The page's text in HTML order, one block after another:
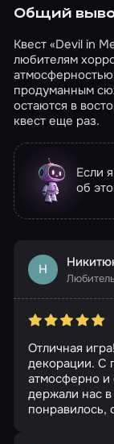
Общий
Квест «Devil in
любителям
продуманным
остаются в
квест еще раз.
Если
об
Н
Любитель
Отличная
декорации. С
атмосферно и
держали нас